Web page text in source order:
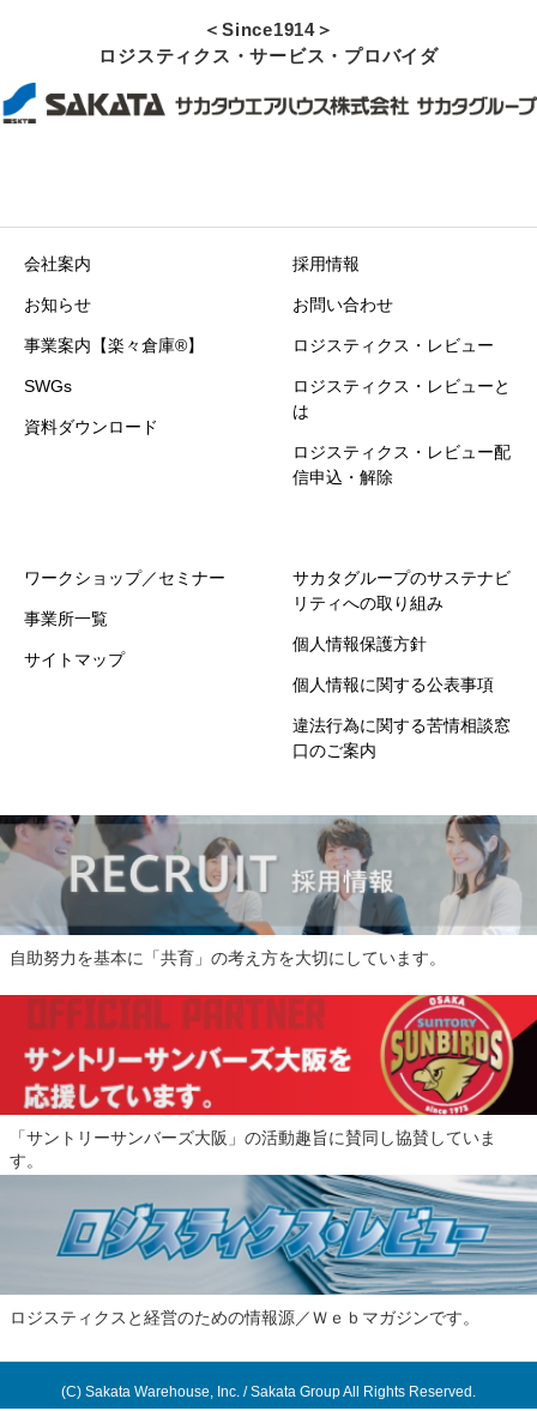
＜Since1914＞
ロジスティクス・サービス・プロバイダ
会社案内
お知らせ
事業案内【楽々倉庫®】
SWGs
資料ダウンロード
採用情報
お問い合わせ
ロジスティクス・レビュー
ロジスティクス・レビューと
は
ロジスティクス・レビュー配
信申込・解除
ワークショップ／セミナー
事業所一覧
サイトマップ
サカタグループのサステナビ
リティへの取り組み
個人情報保護方針
個人情報に関する公表事項
違法行為に関する苦情相談窓
口のご案内
自助努力を基本に「共育」の考え方を大切にしています。
「サントリーサンバーズ大阪」の活動趣旨に賛同し協賛していま
す。
ロジスティクスと経営のための情報源／Ｗｅｂマガジンです。
(C) Sakata Warehouse, Inc. / Sakata Group All Rights Reserved.